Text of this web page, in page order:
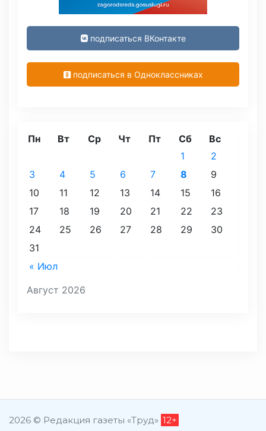
подписаться ВКонтакте
подписаться в Одноклассниках
Август 2026
Пн Вт Ср Чт Пт Сб Вс
« Июл
1
2
3
4 5 6 7 8
9
10
11 12 13 14 15
16
17
18 19 20 21 22
23
24
25 26 27 28 29
30
31
2026 © Редакция газеты «Труд» 12+